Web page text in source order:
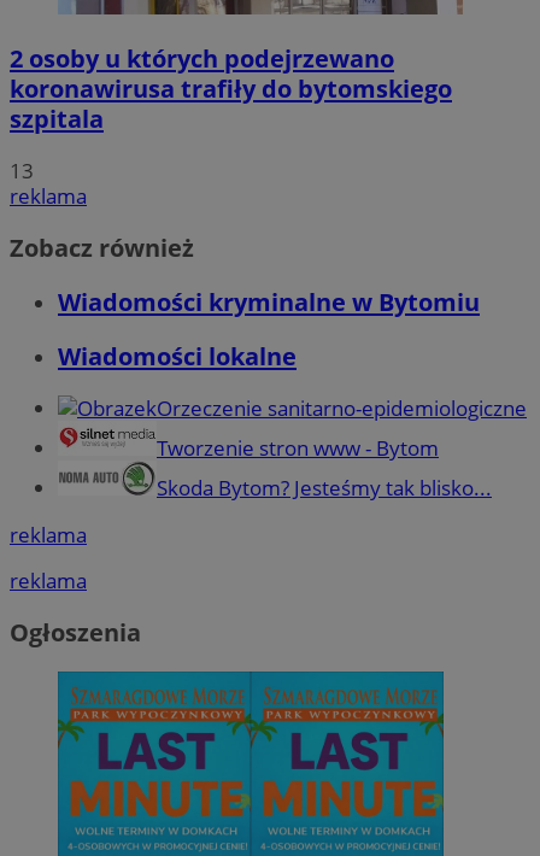
2 osoby u których podejrzewano
koronawirusa trafiły do bytomskiego
szpitala
13
reklama
Zobacz również
Wiadomości kryminalne w Bytomiu
Wiadomości lokalne
Orzeczenie sanitarno-epidemiologiczne
Tworzenie stron www - Bytom
Skoda Bytom? Jesteśmy tak blisko...
reklama
reklama
Ogłoszenia